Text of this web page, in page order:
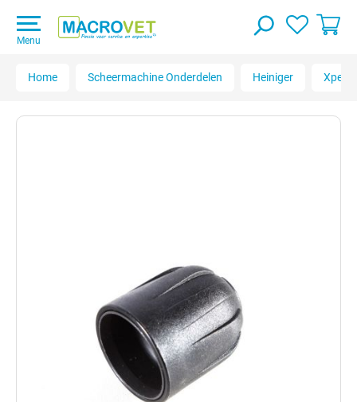
Menu
Home Scheermachine Onderdelen Heiniger Xpert